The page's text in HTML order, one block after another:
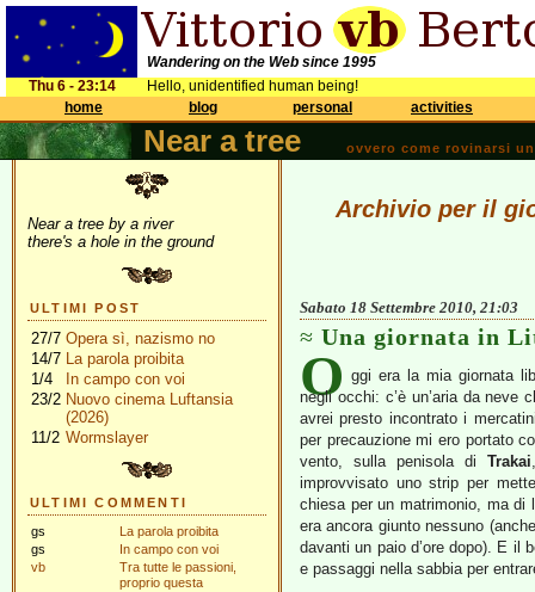
Wandering on the Web since 1995
Thu 6 - 23:14
Hello, unidentified human being!
home
blog personal activities
Near a tree ovvero come rovinarsi
Near a tree by a river
there's a hole in the ground
ULTIMI POST
27/7 Opera sì, nazismo no
14/7 La parola proibita
1/4
In campo con voi
23/2 Nuovo cinema Luftansia
(2026)
11/2 Wormslayer
ULTIMI COMMENTI
gs
La parola proibita
gs
In campo con voi
vb
Tra tutte le passioni,
proprio questa
Archivio per il
Sabato 18 Settembre 2010, 21:03
Una giornata in
O ggi era la mia giornata
negli occhi: c’è un’aria da
avrei presto incontrato i
per precauzione mi ero portato
vento, sulla penisola di Trakai
improvvisato uno strip per
chiesa per un matrimonio, ma di
era ancora giunto nessuno
davanti un paio d’ore dopo). E il
e passaggi nella sabbia per